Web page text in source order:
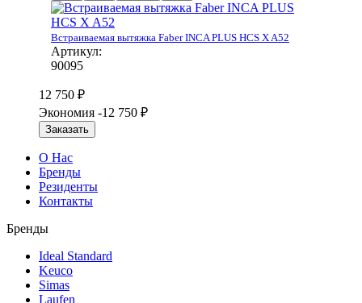
Встраиваемая вытяжка Faber INCA PLUS HCS X A52
Артикул:
90095
12 750 ₽
Экономия -12 750 ₽
Заказать
О Нас
Бренды
Резиденты
Контакты
Бренды
Ideal Standard
Keuco
Simas
Laufen